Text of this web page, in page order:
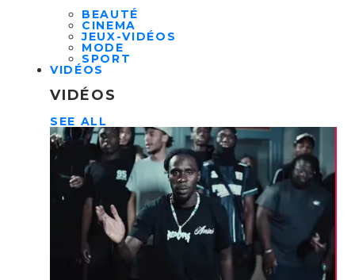
BEAUTÉ
CINEMA
JEUX-VIDÉOS
MODE
SPORT
VIDÉOS
VIDÉOS
SEE ALL